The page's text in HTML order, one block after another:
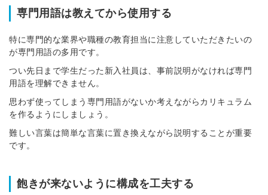
専門用語は教えてから使用する
特に専門的な業界や職種の教育担当に注意していただきたいの
が専門用語の多用です。
つい先日まで学生だった新入社員は、事前説明がなければ専門
用語を理解できません。
思わず使ってしまう専門用語がないか考えながらカリキュラム
を作るようにしましょう。
難しい言葉は簡単な言葉に置き換えながら説明することが重要
です。
飽きが来ないように構成を工夫する